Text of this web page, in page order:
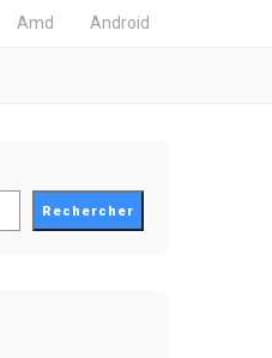
Amd Android
Rechercher